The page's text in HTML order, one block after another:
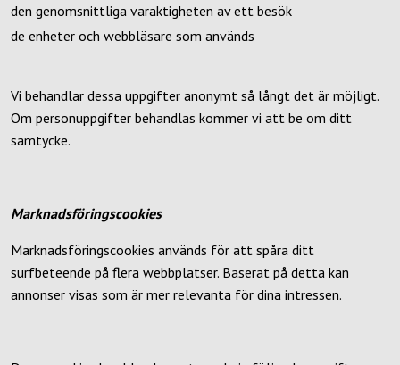
den genomsnittliga varaktigheten av ett besök
de enheter och webbläsare som används
Vi behandlar dessa uppgifter anonymt så långt det är möjligt.
Om personuppgifter behandlas kommer vi att be om ditt
samtycke.
Marknadsföringscookies
Marknadsföringscookies används för att spåra ditt
surfbeteende på flera webbplatser. Baserat på detta kan
annonser visas som är mer relevanta för dina intressen.